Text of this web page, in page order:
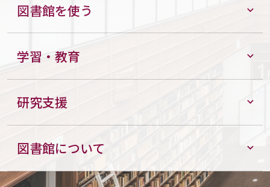
図書館を使う
学習・教育
研究支援
図書館について